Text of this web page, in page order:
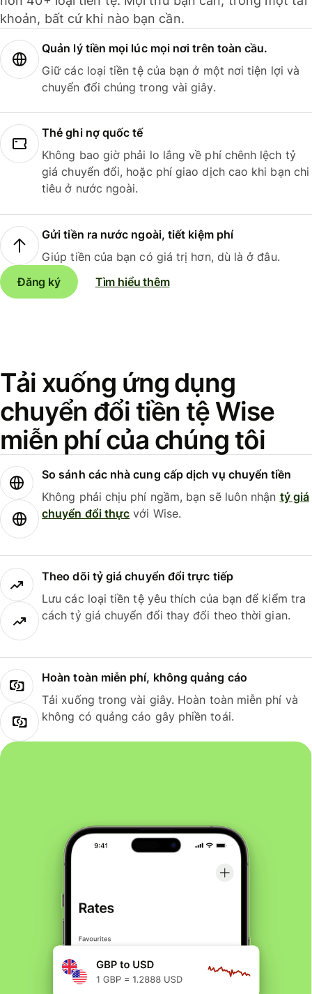
khoản, bất cứ khi nào bạn cần.
Quản lý tiền mọi lúc mọi nơi trên toàn cầu.
Giữ các loại tiền tệ của bạn ở một nơi tiện lợi và
chuyển đổi chúng trong vài giây.
Thẻ ghi nợ quốc tế
Không bao giờ phải lo lắng về phí chênh lệch tỷ
giá chuyển đổi, hoặc phí giao dịch cao khi bạn chi
tiêu ở nước ngoài.
Gửi tiền ra nước ngoài, tiết kiệm phí
Giúp tiền của bạn có giá trị hơn, dù là ở đâu.
Đăng ký
Tìm hiểu thêm
Tải xuống ứng dụng
chuyển đổi tiền tệ Wise
miễn phí của chúng tôi
So sánh các nhà cung cấp dịch vụ chuyển tiền
Không phải chịu phí ngầm, bạn sẽ luôn nhận tỷ giá
chuyển đổi thực với Wise.
Theo dõi tỷ giá chuyển đổi trực tiếp
Lưu các loại tiền tệ yêu thích của bạn để kiểm tra
cách tỷ giá chuyển đổi thay đổi theo thời gian.
Hoàn toàn miễn phí, không quảng cáo
Tải xuống trong vài giây. Hoàn toàn miễn phí và
không có quảng cáo gây phiền toái.